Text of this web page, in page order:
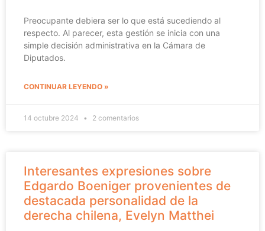
Preocupante debiera ser lo que está sucediendo al
respecto. Al parecer, esta gestión se inicia con una
simple decisión administrativa en la Cámara de
Diputados.
CONTINUAR LEYENDO »
14 octubre 2024 2 comentarios
Interesantes expresiones sobre
Edgardo Boeniger provenientes de
destacada personalidad de la
derecha chilena, Evelyn Matthei